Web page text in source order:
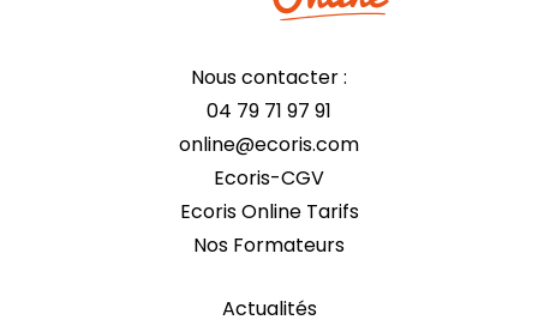
Nous contacter :
04 79 71 97 91
online@ecoris.com
Ecoris-CGV
Ecoris Online Tarifs
Nos Formateurs
Actualités